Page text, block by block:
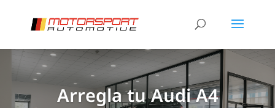
Arregla tu Audi A4
[/et_pb_slide][/et_pb_slide]